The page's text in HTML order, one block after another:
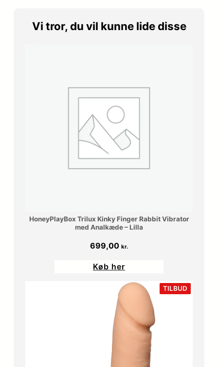
Vi tror, du vil kunne lide disse
HoneyPlayBox Trilux Kinky Finger Rabbit Vibrator
med Analkæde – Lilla
699,00 kr.
Køb her
TILBUD
PÅ